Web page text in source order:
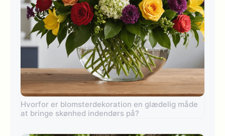
Hvorfor er blomsterdekoration en glædelig måde
at bringe skønhed indendørs på?